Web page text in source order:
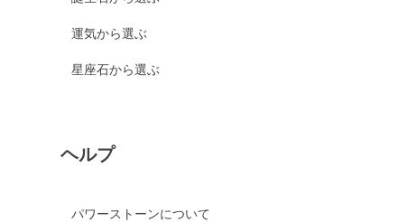
運気から選ぶ
星座石から選ぶ
ヘルプ
パワーストーンについて